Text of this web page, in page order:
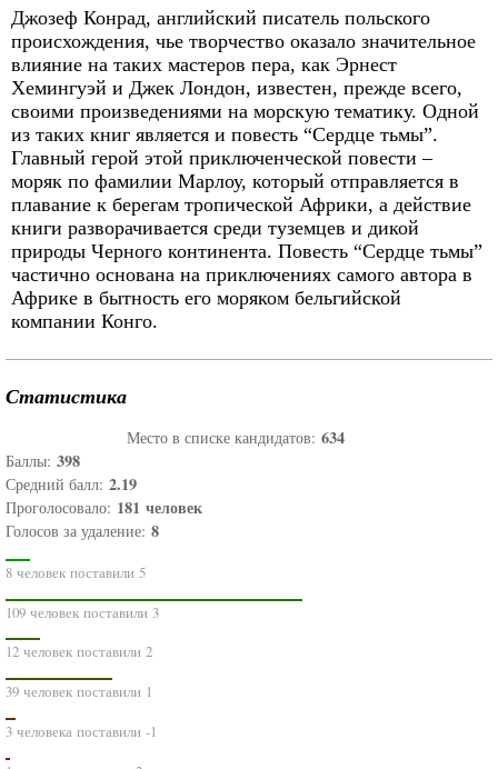
Джозеф Конрад, английский писатель польского
происхождения, чье творчество оказало значительное
влияние на таких мастеров пера, как Эрнест
Хемингуэй и Джек Лондон, известен, прежде всего,
своими произведениями на морскую тематику. Одной
из таких книг является и повесть “Сердце тьмы”.
Главный герой этой приключенческой повести –
моряк по фамилии Марлоу, который отправляется в
плавание к берегам тропической Африки, а действие
книги разворачивается среди туземцев и дикой
природы Черного континента. Повесть “Сердце тьмы”
частично основана на приключениях самого автора в
Африке в бытность его моряком бельгийской
компании Конго.
Статистика
Место в списке кандидатов: 634
Баллы: 398
Средний балл: 2.19
Проголосовало: 181 человек
Голосов за удаление: 8
8 человек поставили 5
109 человек поставили 3
12 человек поставили 2
39 человек поставили 1
3 человека поставили -1